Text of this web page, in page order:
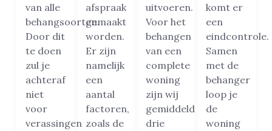
van alle
behangsoorten.
Door dit
te doen
zul je
achteraf
niet
voor
verassingen
afspraak
gemaakt
worden.
Er zijn
namelijk
een
aantal
factoren,
zoals de
uitvoeren.
Voor het
behangen
van een
complete
woning
zijn wij
gemiddeld
drie
komt er
een
eindcontrole.
Samen
met de
behanger
loop je
de
woning